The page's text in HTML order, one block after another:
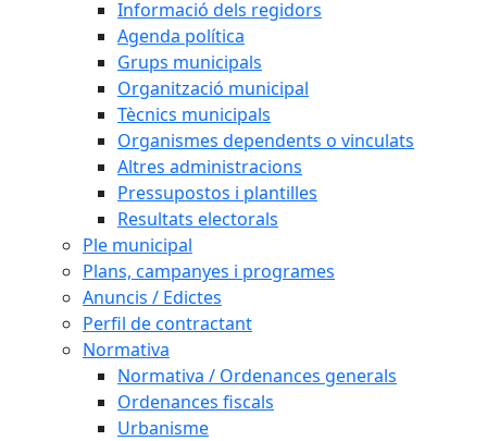
Informació dels regidors
Agenda política
Grups municipals
Organització municipal
Tècnics municipals
Organismes dependents o vinculats
Altres administracions
Pressupostos i plantilles
Resultats electorals
Ple municipal
Plans, campanyes i programes
Anuncis / Edictes
Perfil de contractant
Normativa
Normativa / Ordenances generals
Ordenances fiscals
Urbanisme